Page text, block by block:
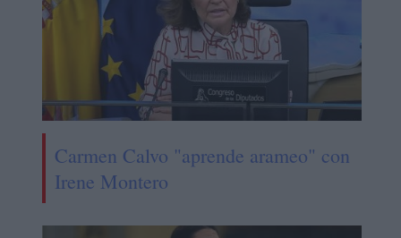
Carmen Calvo "aprende arameo" con
Irene Montero